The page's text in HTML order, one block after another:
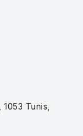
Tunis,